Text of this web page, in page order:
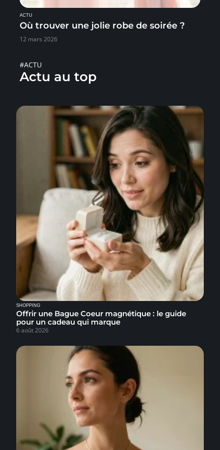
ACTU
Où trouver une jolie robe de soirée ?
12 mars 2026
#ACTU
Actu au top
SHOPPING
Offrir une Bague Coeur magnétique : le guide
pour un cadeau qui marque
6 août 2026